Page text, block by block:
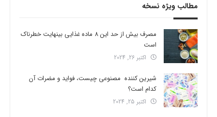
مطالب ویژه نسخه
مصرف بیش از حد این 8 ماده غذایی بینهایت خطرناک
است
اکتبر 26, 2024
شیرین کننده مصنوعی چیست، فواید و مضرات آن
کدام است؟
اکتبر 25, 2024